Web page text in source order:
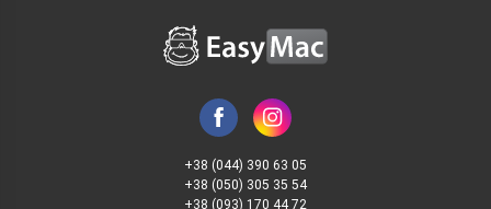
+38 (044) 390 63 05
+38 (050) 305 35 54
+38 (093) 170 44 72